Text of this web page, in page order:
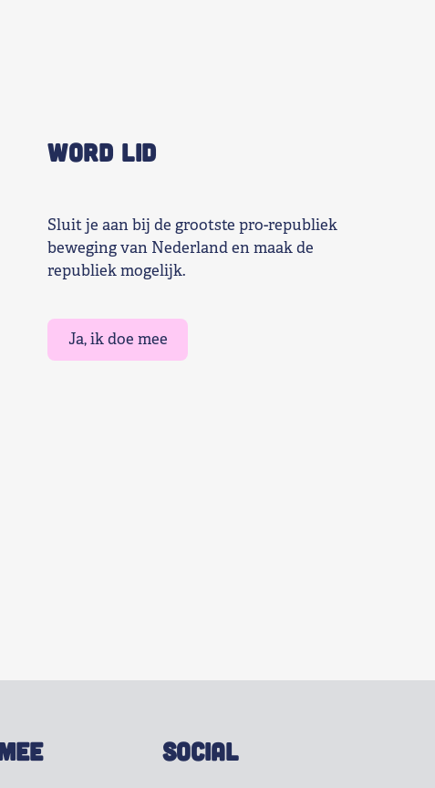
WORD LID
Sluit je aan bij de grootste pro-republiek
beweging van Nederland en maak de
republiek mogelijk.
Ja, ik doe mee
SOCIAL